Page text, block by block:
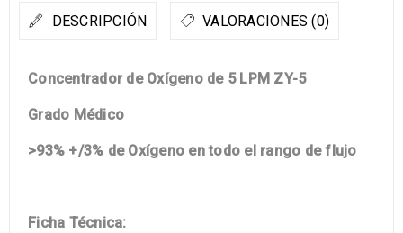
DESCRIPCIÓN VALORACIONES (0)
Concentrador de Oxígeno de 5 LPM ZY-5
Grado Médico
>93% +/3% de Oxígeno en todo el rango de flujo
Ficha Técnica: